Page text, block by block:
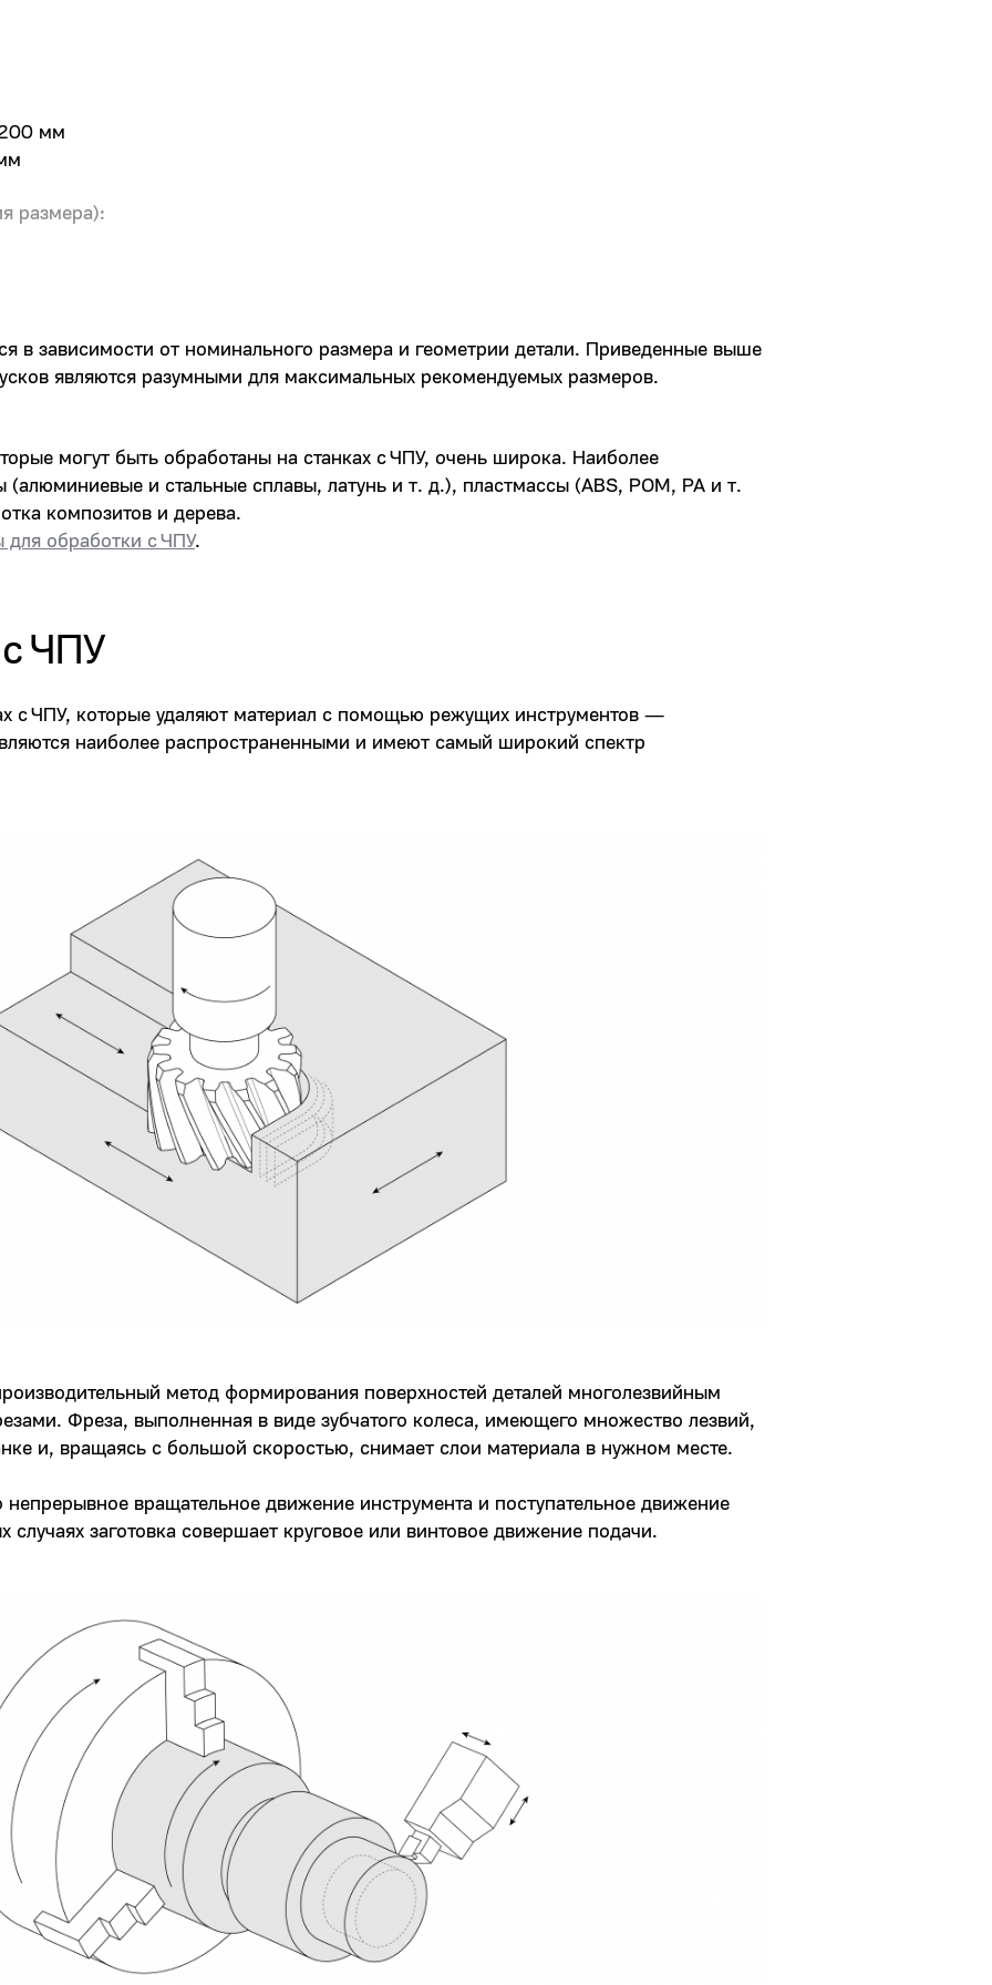
мм
размера):
в зависимости от номинального размера и геометрии детали. Приведенные выше
являются разумными для максимальных рекомендуемых размеров.
могут быть обработаны на станках с ЧПУ, очень широка. Наиболее
и стальные сплавы, латунь и т. д.), пластмассы (ABS, POM, PA и т.
композитов и дерева.
для обработки с ЧПУ.
ЧПУ
с ЧПУ, которые удаляют материал с помощью режущих инструментов —
наиболее распространенными и имеют самый широкий спектр
метод формирования поверхностей деталей многолезвийным
Фреза, выполненная в виде зубчатого колеса, имеющего множество лезвий,
и, вращаясь с большой скоростью, снимает слои материала в нужном месте.
непрерывное вращательное движение инструмента и поступательное движение
случаях заготовка совершает круговое или винтовое движение подачи.